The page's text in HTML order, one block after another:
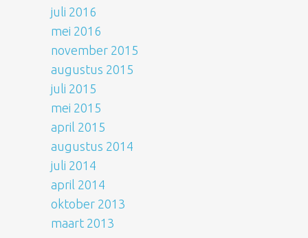
juli 2016
mei 2016
november 2015
augustus 2015
juli 2015
mei 2015
april 2015
augustus 2014
juli 2014
april 2014
oktober 2013
maart 2013